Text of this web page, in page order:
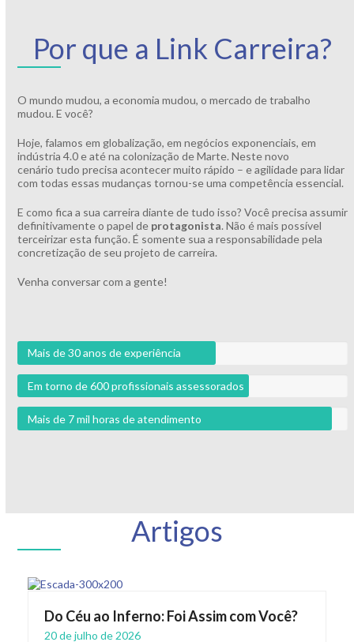
Por que a Link Carreira?
O mundo mudou, a economia mudou, o mercado de trabalho
mudou. E você?
Hoje, falamos em globalização, em negócios exponenciais, em
indústria 4.0 e até na colonização de Marte. Neste novo
cenário tudo precisa acontecer muito rápido – e agilidade para lidar
com todas essas mudanças tornou-se uma competência essencial.
E como fica a sua carreira diante de tudo isso? Você precisa assumir
definitivamente o papel de protagonista. Não é mais possível
terceirizar esta função. É somente sua a responsabilidade pela
concretização de seu projeto de carreira.
Venha conversar com a gente!
Mais de 30 anos de experiência
Em torno de 600 profissionais assessorados
Mais de 7 mil horas de atendimento
Artigos
Do Céu ao Inferno: Foi Assim com Você?
20 de julho de 2026